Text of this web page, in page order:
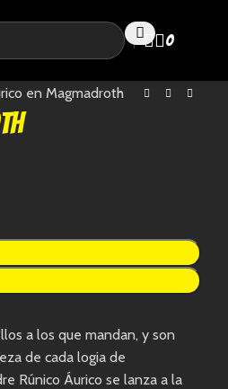
0
en Magmadroth
a los que mandan, y son
de cada logia de
Rúnico Áurico se lanza a la